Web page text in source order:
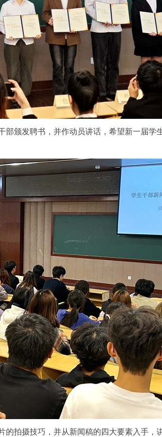
部颁发聘书，并作动员讲话，希望新一届学
拍摄技巧，并从新闻稿的四大要素入手，